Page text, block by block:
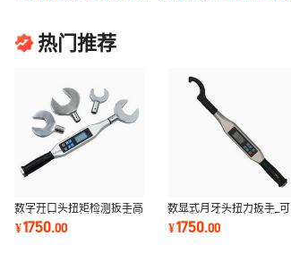
热门推荐
数字开口头扭矩检测扳手高
精度螺栓扭矩扳手紧固螺栓
扭力测力扳手
¥1750.00
数显式月牙头扭力扳手_可
换头数显式勾头扳手_数字
式月牙扭矩扳手
¥1750.00